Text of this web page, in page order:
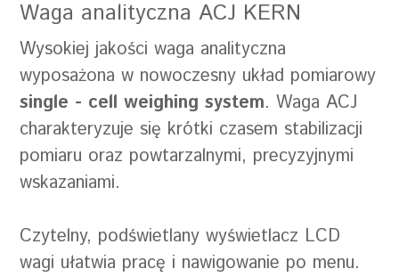
Waga analityczna ACJ KERN
Wysokiej jakości waga analityczna
wyposażona w nowoczesny układ pomiarowy
single - cell weighing system. Waga ACJ
charakteryzuje się krótki czasem stabilizacji
pomiaru oraz powtarzalnymi, precyzyjnymi
wskazaniami.
Czytelny, podświetlany wyświetlacz LCD
wagi ułatwia pracę i nawigowanie po menu.